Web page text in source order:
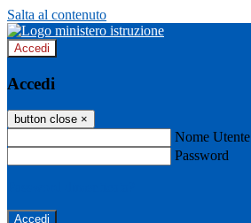
Salta al contenuto
Accedi
Accedi
button close ×
Nome Utente
Password